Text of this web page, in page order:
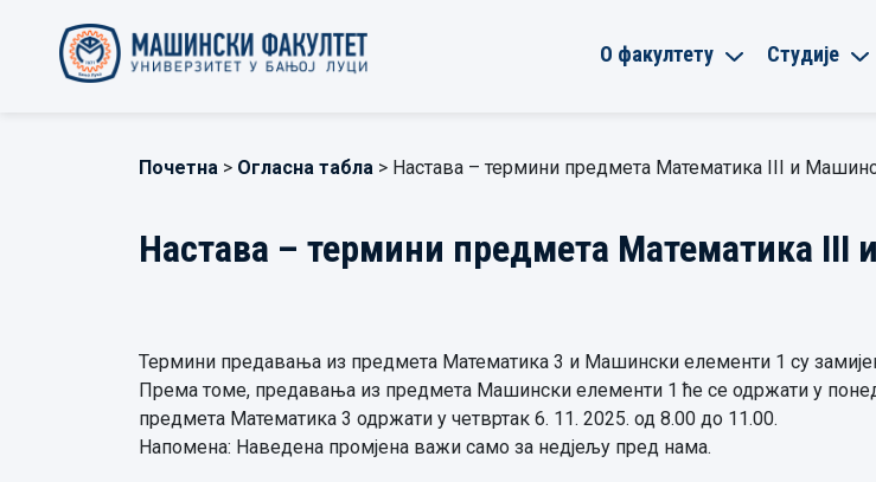
О факултету Студије
Почетна > Огласна табла > Настава – термини предмета Математика III и
Настава – термини предмета Математика
Термини предавања из предмета Математика 3 и Машински елементи 1 су
Према томе, предавања из предмета Машински елементи 1 ће се одржати у
предмета Математика 3 одржати у четвртак 6. 11. 2025. од 8.00 до 11.00.
Напомена: Наведена промјена важи само за недјељу пред нама.